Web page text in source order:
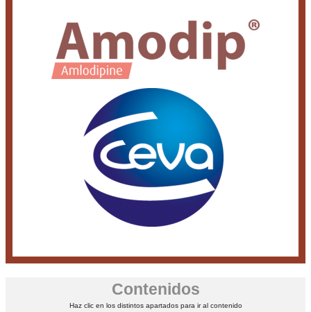
Contenidos
Haz clic en los distintos apartados para ir al contenido